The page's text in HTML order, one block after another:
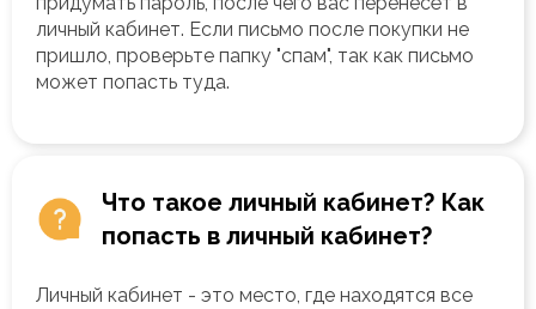
личный кабинет. Если письмо после покупки не
пришло, проверьте папку "спам", так как письмо
может попасть туда.
Что такое личный кабинет? Как
попасть в личный кабинет?
Личный кабинет - это место, где находятся все